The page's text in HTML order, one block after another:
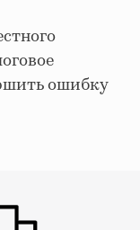
ошибку